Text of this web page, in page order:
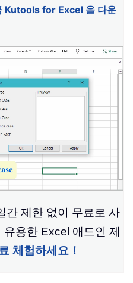
Kutools for Excel 을 다운
간 제한 없이 무료로 사
용한 Excel 애드인 제
체험하세요！